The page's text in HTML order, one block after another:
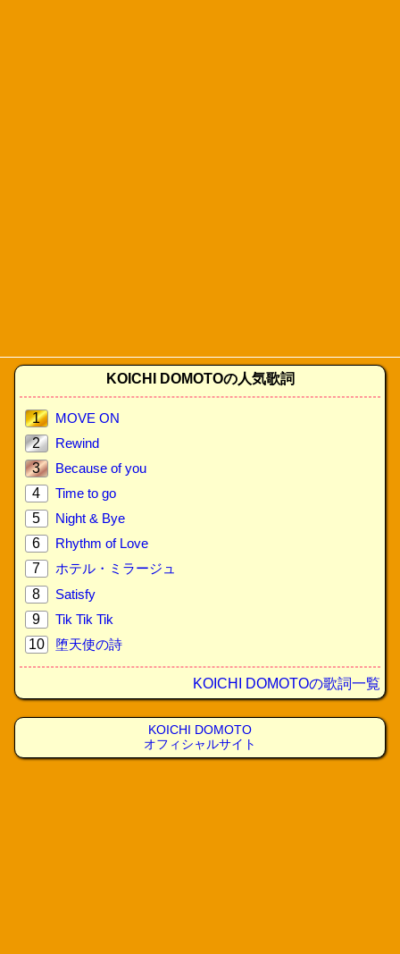
KOICHI DOMOTOの人気歌詞
1
MOVE ON
2
Rewind
3
Because of you
4
Time to go
5
Night & Bye
6
Rhythm of Love
7
ホテル・ミラージュ
8
Satisfy
9
Tik Tik Tik
10
堕天使の詩
KOICHI DOMOTOの歌詞一覧
KOICHI DOMOTO
オフィシャルサイト